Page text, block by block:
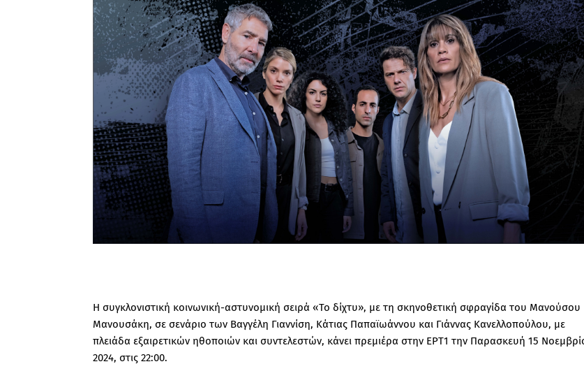
Η συγκλονιστική κοινωνική-αστυνομική σειρά «Το δίχτυ», με τη σκηνοθετική σφραγίδα του Μανούσου
Μανουσάκη, σε σενάριο των Βαγγέλη Γιαννίση, Κάτιας Παπαϊωάννου και Γιάννας Κανελλοπούλου, με
πλειάδα εξαιρετικών ηθοποιών και συντελεστών, κάνει πρεμιέρα στην ΕΡΤ1 την Παρασκευή 15
2024, στις 22:00.